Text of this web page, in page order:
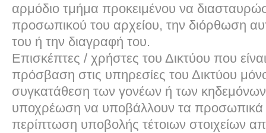
αρμόδιο τμήμα προκειμένου να
προσωπικού του αρχείου, την διόρθωση
του ή την διαγραφή του.
Επισκέπτες / χρήστες του Δικτύου που
πρόσβαση στις υπηρεσίες του Δικτύου
συγκατάθεση των γονέων ή των κηδεμόνων
υποχρέωση να υποβάλλουν τα προσωπικά
περίπτωση υποβολής τέτοιων στοιχείων